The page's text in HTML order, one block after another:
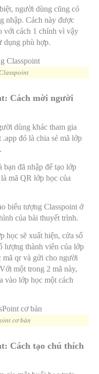
người dùng cũng có
nhập. Cách này được
với cách 1 chính vì vậy
dụng phù hợp.
Cách mời người
dùng khác tham gia
đó là chia sẻ mã lớp
đã nhập để tạo lớp
mã QR lớp học của
biểu tượng Classpoint ở
của bài thuyết trình.
học sẽ xuất hiện, cửa sổ
lượng thành viên của lớp
mã qr và gửi cho người
một trong 2 mã này,
vào lớp học một cách
cơ bản
Cách tạo chú thích